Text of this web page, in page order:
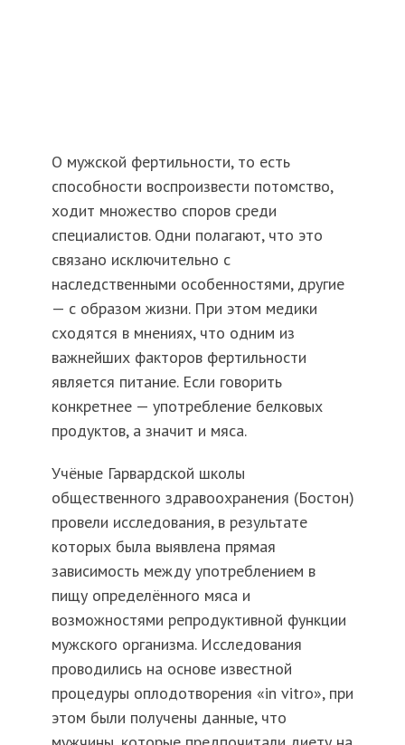
О мужской фертильности, то есть
способности воспроизвести потомство,
ходит множество споров среди
специалистов. Одни полагают, что это
связано исключительно с
наследственными особенностями, другие
— с образом жизни. При этом медики
сходятся в мнениях, что одним из
важнейших факторов фертильности
является питание. Если говорить
конкретнее — употребление белковых
продуктов, а значит и мяса.
Учёные Гарвардской школы
общественного здравоохранения (Бостон)
провели исследования, в результате
которых была выявлена прямая
зависимость между употреблением в
пищу определённого мяса и
возможностями репродуктивной функции
мужского организма. Исследования
проводились на основе известной
процедуры оплодотворения «in vitro», при
этом были получены данные, что